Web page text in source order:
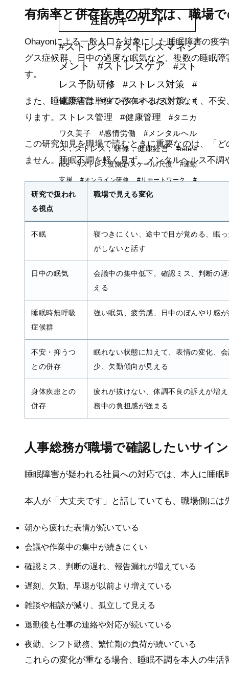
有病率と併存疾患の研究は、職場
Ohayonによる一般人口を対象にした睡眠障害の疫
グス症候群、日中の過度な眠気など、複数の睡眠
す。
また、睡眠障害は単独で存在するだけでなく、不
ります。
この研究知見を職場で読むときに重要なのは、「
ません。睡眠不調を軽く見ず、メンタルヘルス不
研究で扱われ
る視点
職場で見える変化
不眠
寝つきにくい、途中で目が覚める、眠
がしないと話す
日中の眠気
会議中の集中低下、確認ミス、判断の
える
睡眠時無呼吸
症候群
強い眠気、疲労感、日中のぼんやり感
不安・抑うつ
との併存
眠れない状態に加えて、表情の変化、
少、欠勤傾向が見える
身体疾患との
併存
疲れが抜けない、体調不良の訴えが増
務中の負担感が強まる
人事総務が職場で確認したいサイン
睡眠障害が疑われる社員への対応では、本人に睡
本人が「大丈夫です」と話していても、職場側に
朝から疲れた表情が続いている
会議や作業中の集中が続きにくい
確認ミス、判断の遅れ、報告漏れが増えている
遅刻、欠勤、早退が以前より増えている
雑談や相談が減り、孤立して見える
退勤後も仕事の連絡や対応が続いている
夜勤、シフト勤務、繁忙期の負荷が続いている
これらの変化が重なる場合、睡眠不調を本人の生
注目のキーワード
#ストレス
#ストレスマネジ
メント
#ストレスケア
#スト
レス予防研修
#ストレス対策
#
健康経営
#メンタルヘルス対策
#
ストレス管理
#健康管理
#タニカ
ワ久美子
#感情労働
#メンタルヘル
ス，ストレス，研修，健康経営
#refere
nce
#ストレス度測定/スケール/尺度
#運動
支援
#オンライン研修 #リモートワーク #
感情労働ストレス #労働安全衛生教育
営
#バーンアウト
#ヒューマンエ
#生産性向上
ス
#ストレス度測定